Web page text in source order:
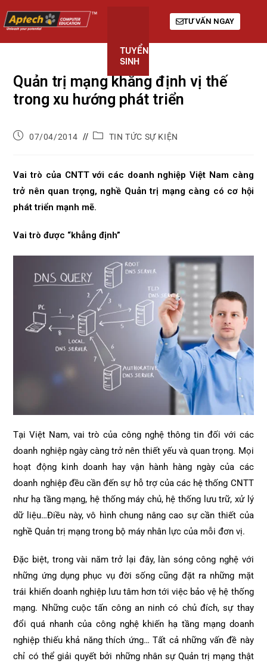
TUYỂN
SINH
TƯ VẤN NGAY
Quản trị mạng khẳng định vị thế
trong xu hướng phát triển
07/04/2014 TIN TỨC SỰ KIỆN
Vai trò của CNTT với các doanh nghiệp Việt Nam càng
trở nên quan trọng, nghề Quản trị mạng càng có cơ hội
phát triển mạnh mẽ.
Vai trò được “khẳng định”
Tại Việt Nam, vai trò của công nghệ thông tin đối với các
doanh nghiệp ngày càng trở nên thiết yếu và quan trọng. Mọi
hoạt động kinh doanh hay vận hành hàng ngày của các
doanh nghiệp đều cần đến sự hỗ trợ của các hệ thống CNTT
như hạ tầng mạng, hệ thống máy chủ, hệ thống lưu trữ, xử lý
dữ liệu…Điều này, vô hình chung nâng cao sự cần thiết của
nghề Quản trị mạng trong bộ máy nhân lực của mỗi đơn vị.
Đặc biệt, trong vài năm trở lại đây, làn sóng công nghệ với
những ứng dụng phục vụ đời sống cũng đặt ra những mặt
trái khiến doanh nghiệp lưu tâm hơn tới việc bảo vệ hệ thống
mạng. Những cuộc tấn công an ninh có chủ đích, sự thay
đổi quá nhanh của công nghệ khiến hạ tầng mạng doanh
nghiệp thiếu khả năng thích ứng… Tất cả những vấn đề này
chỉ có thể giải quyết bởi những nhân sự Quản trị mạng thật